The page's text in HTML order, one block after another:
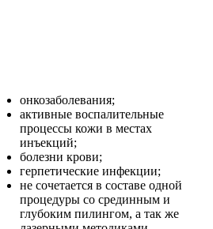
онкозаболевания;
активные воспалительные
процессы кожи в местах
инъекций;
болезни крови;
герпетические инфекции;
не сочетается в составе одной
процедуры со срединным и
глубоким пилингом, а так же